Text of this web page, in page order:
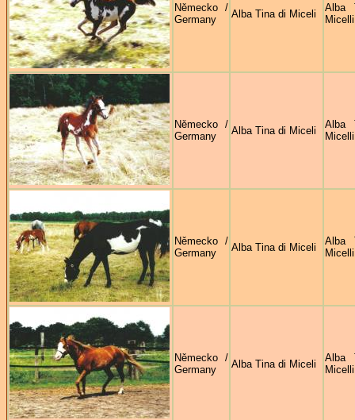
Německo /
Germany
Alba Tina di Miceli
Alba
Micelli
Německo /
Germany
Alba Tina di Miceli
Alba
Micelli
Německo /
Germany
Alba Tina di Miceli
Alba
Micelli
Německo /
Germany
Alba Tina di Miceli
Alba
Micelli